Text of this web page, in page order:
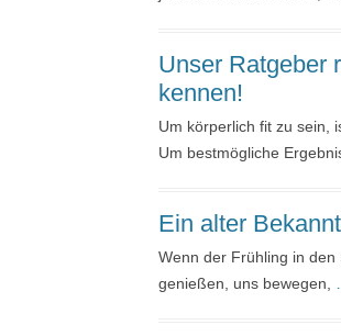
Unser Ratgeber
kennen!
Um körperlich fit zu sein,
Um bestmögliche
Ein alter
Wenn der Frühling in
genießen, uns bewegen,